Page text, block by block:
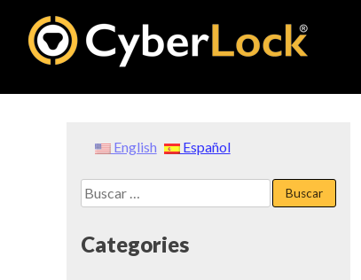
content
English Español
Buscar:
Categories